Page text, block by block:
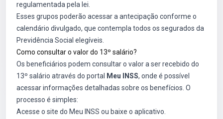
regulamentada pela lei.
Esses grupos poderão acessar a antecipação conforme o
calendário divulgado, que contempla todos os segurados da
Previdência Social elegíveis.
Como consultar o valor do 13º salário?
Os beneficiários podem consultar o valor a ser recebido do
13º salário através do portal
Meu INSS, onde é possível
acessar informações detalhadas sobre os benefícios. O
processo é simples:
Acesse o site do Meu INSS ou baixe o aplicativo.